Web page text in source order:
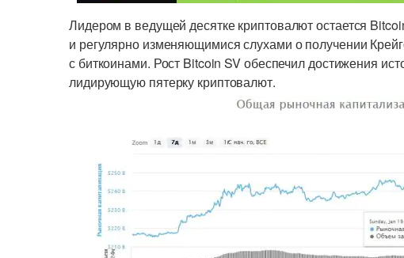
Лидером в ведущей десятке криптовалют остается
и регулярно изменяющимися слухами о получении
с биткоинами. Рост Bitcoin SV обеспечил достижения
лидирующую пятерку криптовалют.